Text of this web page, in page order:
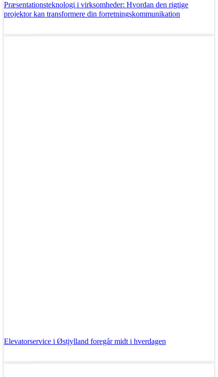
Præsentationsteknologi i virksomheder: Hvordan den rigtige
projektor kan transformere din forretningskommunikation
Elevatorservice i Østjylland foregår midt i hverdagen